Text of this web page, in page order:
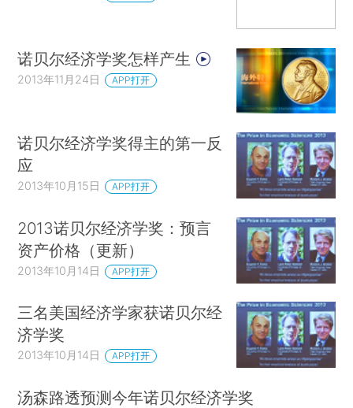
诺贝尔经济学奖怎样产生
2013年11月24日 APP打开
诺贝尔经济学奖得主的第一反
应
2013年10月15日 APP打开
2013诺贝尔经济学奖：预言
资产价格（更新）
2013年10月14日 APP打开
三名美国经济学家获诺贝尔经
济学奖
2013年10月14日 APP打开
汤森路透预测今年诺贝尔经济学奖